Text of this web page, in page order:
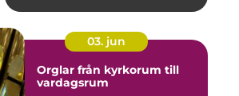
03. jun
Orglar från kyrkorum till
vardagsrum